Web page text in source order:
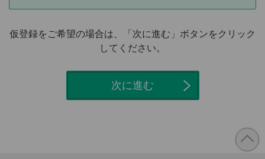
仮登録をご希望の場合は、「次に進む」ボタンをクリック
してください。